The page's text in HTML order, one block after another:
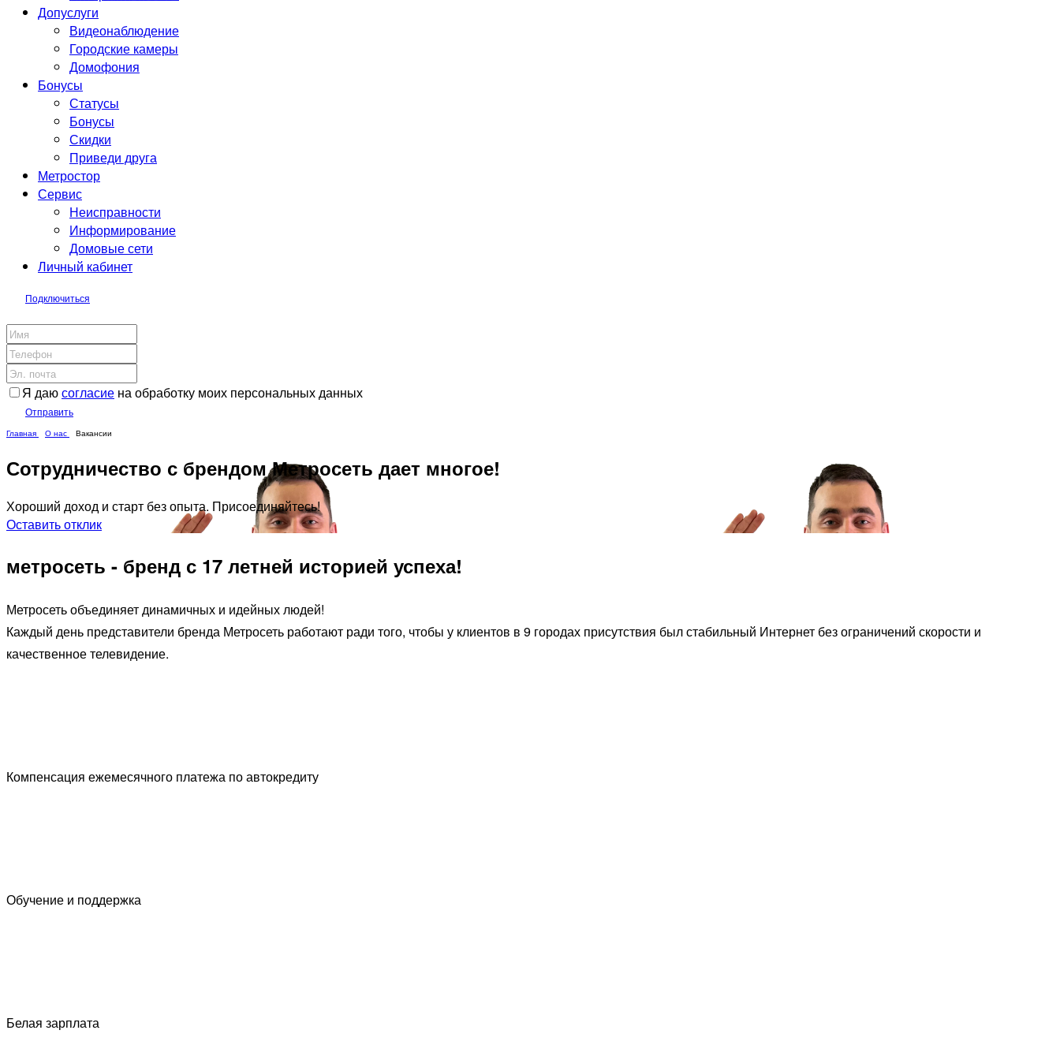
Допуслуги
Видеонаблюдение
Городские камеры
Домофония
Бонусы
Статусы
Бонусы
Скидки
Приведи друга
Метростор
Сервис
Неисправности
Информирование
Домовые сети
Личный кабинет
Подключиться
Я даюсогласие на обработку моих персональных данных
Отправить
Главная О нас Вакансии
Сотрудничество с брендом Метросеть дает многое!
Хороший доход и старт без опыта. Присоединяйтесь!
Оставить отклик
метросеть - бренд с 17 летней историей успеха!
Метросеть объединяет динамичных и идейных людей!
Каждый день представители бренда Метросеть работают ради того, чтобы у клиентов в 9 городах присутствия был стабильный Интернет без ограничений скорости и
качественное телевидение.
Компенсация ежемесячного платежа по автокредиту
Обучение и поддержка
Белая зарплата